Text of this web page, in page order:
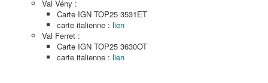
Val Vény :
Carte IGN TOP25 3531ET
carte italienne : lien
Val Ferret :
Carte IGN TOP25 3630OT
carte italienne : lien